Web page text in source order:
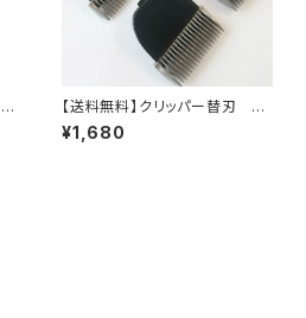
【送料無料】クリッパー替刃 9
mm
¥1,680